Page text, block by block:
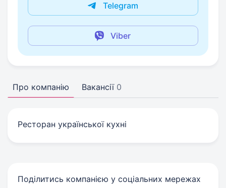
Telegram
Viber
Про компанію Вакансії 0
Ресторан української кухні
Поділитись компанією у соціальних мережах